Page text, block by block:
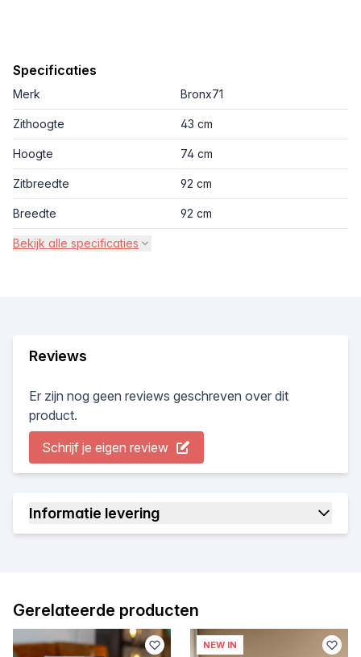
Specificaties
Merk Bronx71
Zithoogte 43 cm
Hoogte 74 cm
Zitbreedte 92 cm
Breedte 92 cm
Bekijk alle specificaties
Reviews
Er zijn nog geen reviews geschreven over dit
product.
Schrijf je eigen review
Informatie levering
Gerelateerde producten
NEW IN